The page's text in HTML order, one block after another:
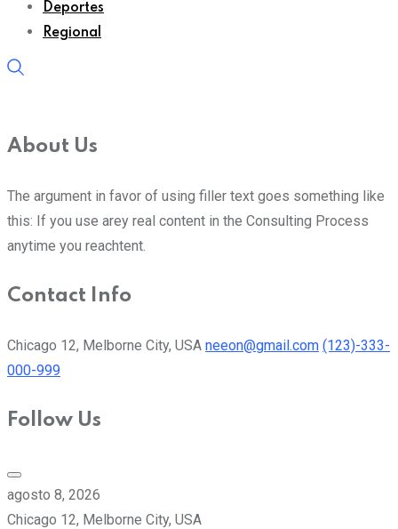
Deportes
Regional
About Us
The argument in favor of using filler text goes something like
this: If you use arey real content in the Consulting Process
anytime you reachtent.
Contact Info
Chicago 12, Melborne City, USA neeon@gmail.com (123)-333-
000-999
Follow Us
agosto 8, 2026
Chicago 12, Melborne City, USA